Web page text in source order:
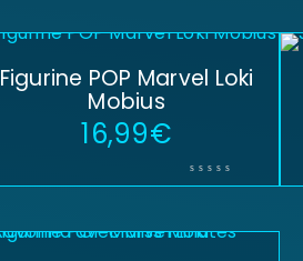
Figurine POP Marvel Loki
Mobius
16,99€